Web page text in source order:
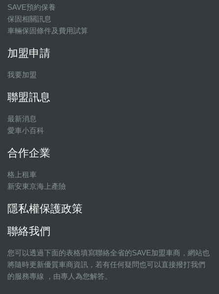
SAVE預約保養
保固相關訊息
車輛保固條件及費用試算
加盟申請
我要加盟
聯盟訊息
最新消息
愛車小百科
合作企業
格上租車
新安東京海上產險
隱私權保護政策
聯絡我們
您可以透過下面的表格填寫聯絡全省的SAVE加盟車商，網站也
將隨時更新優質車商資訊，若有任何疑問也可以直接撥打我們
的服務專線 ，由專人為您解答。